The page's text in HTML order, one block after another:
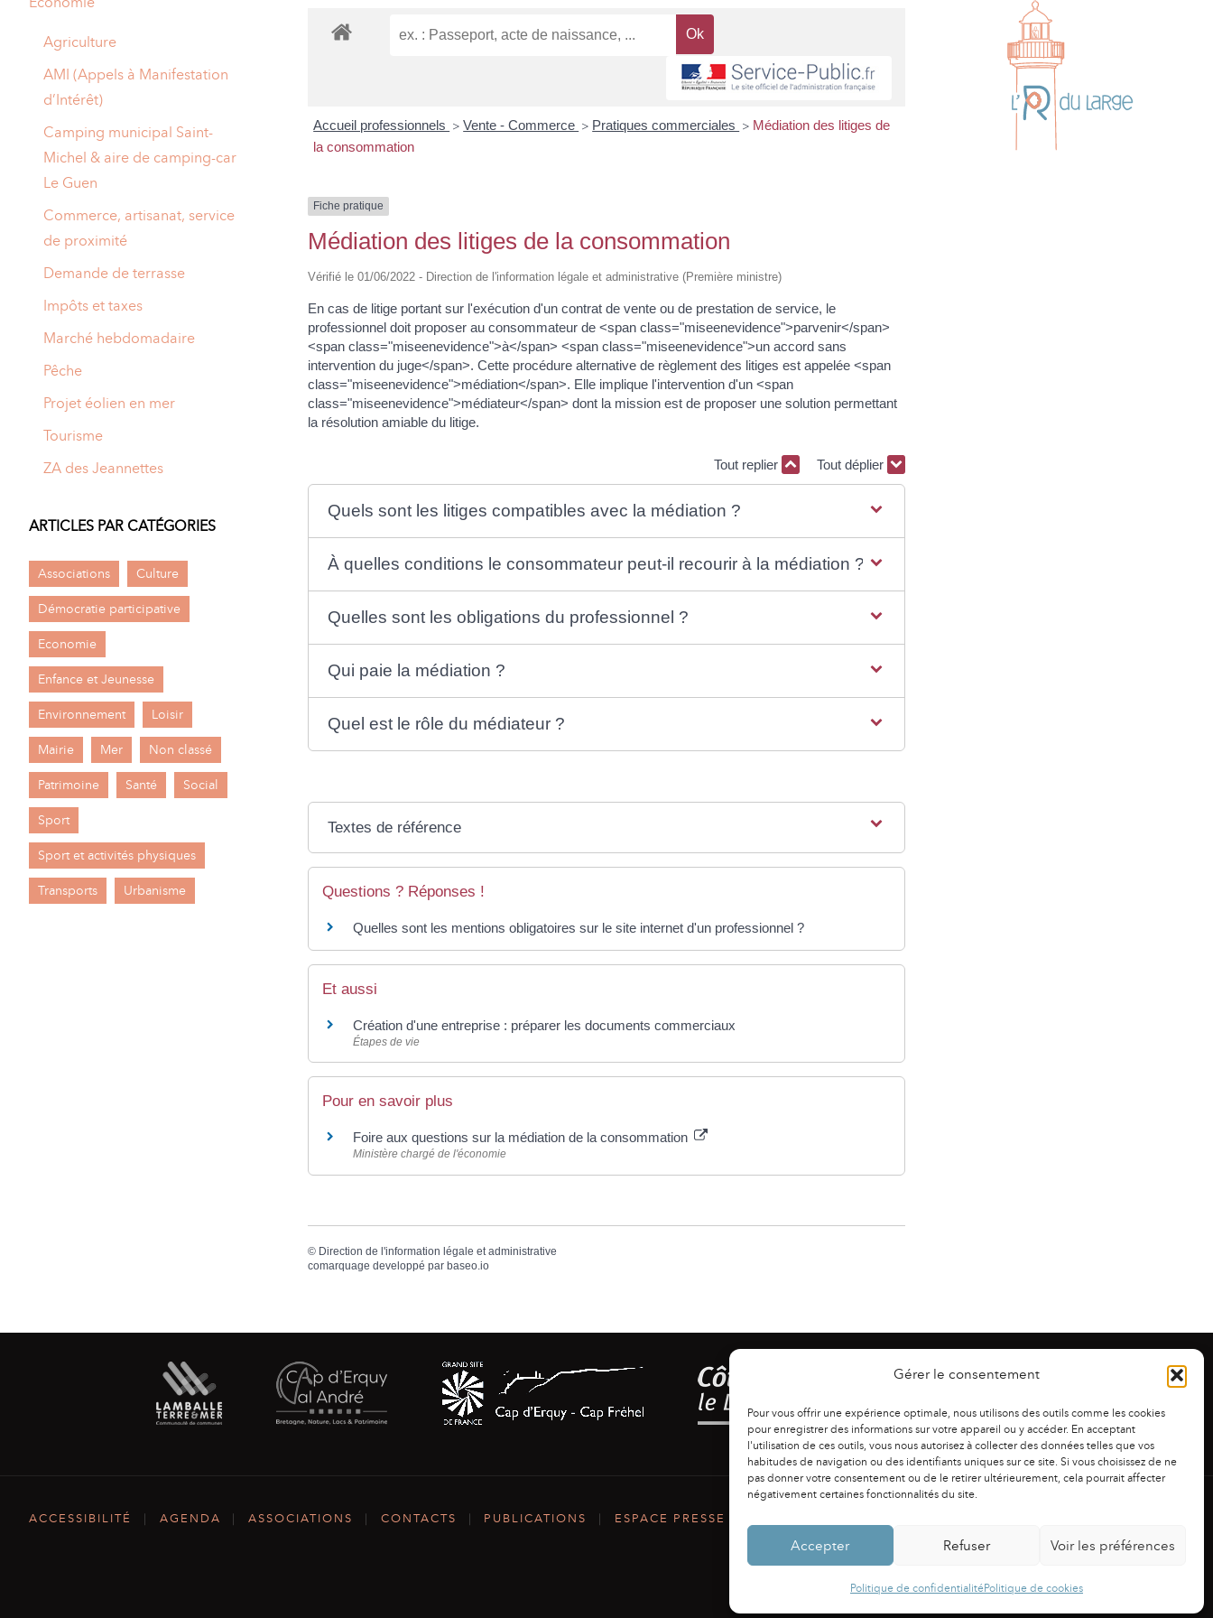
Gérer le consentement
Pour vous offrir une expérience optimale, nous utilisons des outils comme les cookies
pour enregistrer des informations sur votre appareil ou y accéder. En acceptant
l'utilisation de ces outils, vous nous autorisez à collecter des données telles que vos
habitudes de navigation ou des identifiants uniques sur ce site. Si vous choisissez de ne
pas donner votre consentement ou de le retirer ultérieurement, cela pourrait affecter
négativement certaines fonctionnalités du site.
Accepter Refuser Voir les préférences
Politique de confidentialitéPolitique de cookies
Accueil professionnels > Vente - Commerce > Pratiques commerciales > Médiation des litiges de
la consommation
Fiche pratique
Médiation des litiges de la consommation
Vérifié le 01/06/2022 - Direction de l'information légale et administrative (Première ministre)
En cas de litige portant sur l'exécution d'un contrat de vente ou de prestation de service, le
professionnel doit proposer au consommateur de <span class="miseenevidence">parvenir</span>
<span class="miseenevidence">à</span> <span class="miseenevidence">un accord sans
intervention du juge</span>. Cette procédure alternative de règlement des litiges est appelée <span
class="miseenevidence">médiation</span>. Elle implique l'intervention d'un <span
class="miseenevidence">médiateur</span> dont la mission est de proposer une solution permettant
la résolution amiable du litige.
Tout replier Tout déplier
Quels sont les litiges compatibles avec la médiation ?
À quelles conditions le consommateur peut-il recourir à la médiation ?
Quelles sont les obligations du professionnel ?
Qui paie la médiation ?
Quel est le rôle du médiateur ?
Textes de référence
Questions ? Réponses !
Quelles sont les mentions obligatoires sur le site internet d'un professionnel ?
Et aussi
Création d'une entreprise : préparer les documents commerciaux
Étapes de vie
Pour en savoir plus
Foire aux questions sur la médiation de la consommation
Ministère chargé de l'économie
© Direction de l'information légale et administrative
comarquage developpé par baseo.io
Agriculture
AMI (Appels à Manifestation
d’Intérêt)
Camping municipal Saint-
Michel & aire de camping-car
Le Guen
Commerce, artisanat, service
de proximité
Demande de terrasse
Impôts et taxes
Marché hebdomadaire
Pêche
Projet éolien en mer
Tourisme
ZA des Jeannettes
ARTICLES PAR CATÉGORIES
Associations Culture
Démocratie participative
Economie
Enfance et Jeunesse
Environnement Loisir
Mairie Mer Non classé
Patrimoine Santé Social
Sport
Sport et activités physiques
Transports Urbanisme
ACCESSIBILITÉ AGENDA ASSOCIATIONS CONTACTS PUBLICATIONS ESPACE PRESSE
Powered by Fluida